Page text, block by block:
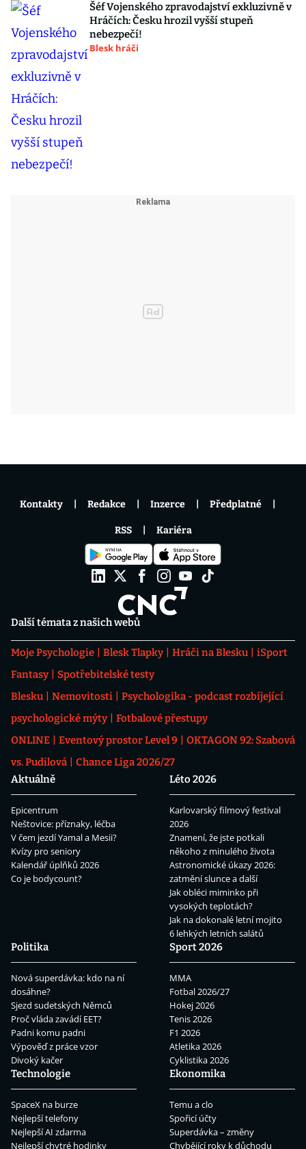
Šéf Vojenského zpravodajství exkluzivně v
Hráčích: Česku hrozil vyšší stupeň
nebezpečí!
Blesk hráči
Další témata z našich webů
Moje Psychologie Blesk Tlapky Hráči na Blesku
iSport
Fantasy
Spotřebitelské testy
Blesku
Nemovitosti
Psychologika - podcast rozbíjející
psychologické mýty
Fotbalové přestupy
ONLINE
Eventový prostor Level 9
OKTAGON 92: Szabová
vs. Pudilová
Chance Liga 2026/27
Aktuálně
Epicentrum
Neštovice: příznaky, léčba
V čem jezdí Yamal a Mesii?
Kvízy pro seniory
Kalendář úplňků 2026
Co je bodycount?
Léto 2026
Karlovarský filmový festival
2026
Znamení, že jste potkali
někoho z minulého života
Astronomické úkazy 2026:
zatmění slunce a další
Jak obléci miminko při
vysokých teplotách?
Jak na dokonalé letní mojito
6 lehkých letních salátů
Politika
Nová superdávka: kdo na ní
dosáhne?
Sjezd sudetských Němců
Proč vláda zavádí EET?
Padni komu padni
Výpověď z práce vzor
Divoký kačer
Sport 2026
MMA
Fotbal 2026/27
Hokej 2026
Tenis 2026
F1 2026
Atletika 2026
Cyklistika 2026
Technologie
SpaceX na burze
Nejlepší telefony
Nejlepší AI zdarma
Nejlepší chytré hodinky
Ekonomika
Temu a clo
Spořicí účty
Superdávka – změny
Chybějící roky k důchodu
Kontakty Redakce Inzerce Předplatné
RSS Kariéra